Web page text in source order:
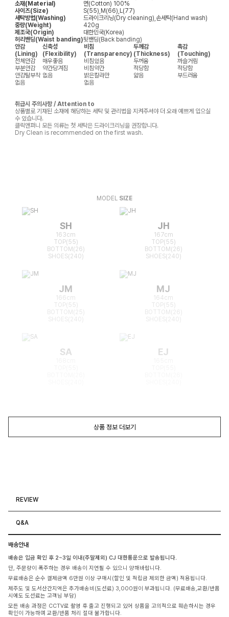
소재(Material)
면(Cotton) 100%
사이즈(Size)
S(55),M(66),L(77)
세탁방법(Washing)
드라이크리닝(Dry cleaning),손세탁(Hand wash)
중량(Weight)
420g
제조국(Origin)
대한민국(Korea)
허리밴딩(Waist banding)뒷밴딩(Back banding)
안감
(Lining)
신축성
(Flexibility)
비침
(Transparency)
두께감
(Thickness)
촉감
(Touching)
전체안감
매우좋음 비침있음 두꺼움
까슬거림
부분안감
약간당겨짐 비침약간 적당함
적당함
안감탈부착 없음 밝은칼라만 얇음
부드러움
없음
없음
취급시 주의사항 / Attention to
상품별로 기재된 소재에 해당하는 세탁 및 관리법을 지켜주셔야 더 오래 예쁘게 입으실
수 있습니다.
클릭앤퍼니 모든 의류는 첫 세탁은 드라이크리닝을 권장합니다.
Dry Clean is recommended on the first wash.
MODEL SIZE
SH
163cm
TOP(55)
BOTTOM(26)
SHOES(240)
JH
167cm
TOP(55)
BOTTOM(26)
SHOES(240)
JM
166cm
TOP(55)
BOTTOM(25)
MJ
164cm
TOP(55)
BOTTOM(26)
SA EJ
상품 정보 더보기
REVIEW
Q&A
배송안내
배송은 입금 확인 후 2~3일 이내(주말제외) CJ 대한통운으로 발송됩니다.
단, 주문량이 폭주하는 경우 배송이 지연될 수 있으니 양해바랍니다.
무료배송은 순수 결제금액 6만원 이상 구매시(할인 및 적립금 제외한 금액) 적용됩니다.
제주도 및 도서산간지역은 추가배송비(도선료) 3,000원이 부과됩니다. (무료배송,교환/반품
시에도 도선료는 고객님 부담)
모든 배송 과정은 CCTV로 촬영 후 출고 진행되고 있어 상품을 고의적으로 훼손하시는 경우
확인이 가능하며 교환/반품 처리 절대 불가합니다.